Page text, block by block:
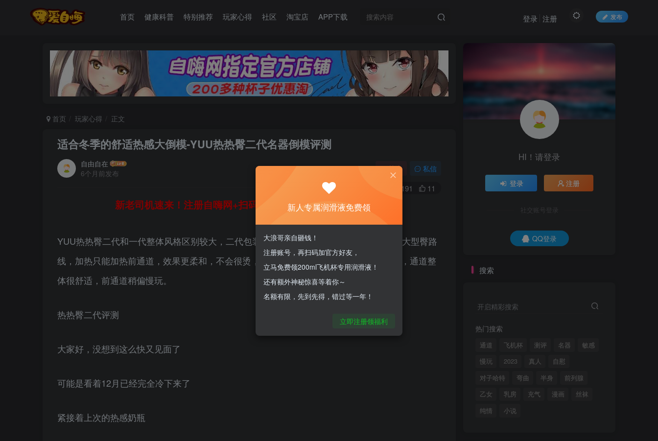
首页 健康科普 特别推荐 玩家心得 社区 淘宝店 APP下载 发布
登录 注册
首页 玩家心得 正文
适合冬季的舒适热感大倒模-YUU热热臀二代名器倒模评测
自由自在
6个月前发布
关注 私信
191 11
新老司机速来！注册自嗨网+扫码加好友，即送200ml润滑液→
YUU热热臀二代和一代整体风格区别较大，二代包装人物风格匹配走的是偏仿真、成熟的大型臀路
线，加热只能加热前通道，效果更柔和，不会很烫，整体材质偏软，稍有出油，没有异味，通道整
体很舒适，前通道稍偏慢玩。
热热臀二代评测
大家好，没想到这么快又见面了
可能是看着12月已经完全冷下来了
紧接着上次的热感奶瓶
HI！请登录
登录 注册
社交账号登录
QQ登录
搜索
开启精彩搜索
热门搜索
通道 飞机杯 测评 名器
敏感
慢玩
2023 真人
自慰
对子哈特
弯曲 半身
前列腺
乙女
乳房 充气 漫画
丝袜
纯情
小说
新人专属润滑液免费领
大浪哥亲自砸钱！
注册账号，再扫码加官方好友，
立马免费领200ml飞机杯专用润滑液！
还有额外神秘惊喜等着你～
名额有限，先到先得，错过等一年！
立即注册领福利